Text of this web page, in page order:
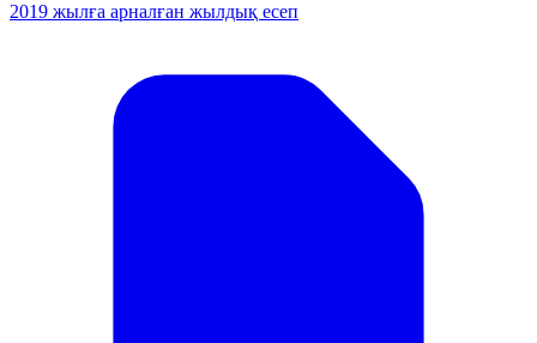
2019 жылға арналған жылдық есеп